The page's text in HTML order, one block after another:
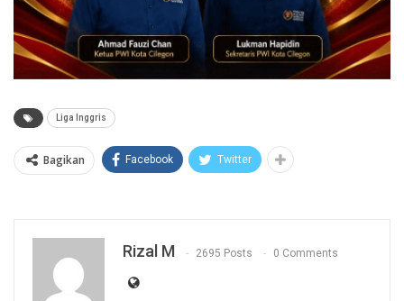
Liga Inggris
Bagikan Facebook Twitter
Rizal M 2695 Posts 0 Comments